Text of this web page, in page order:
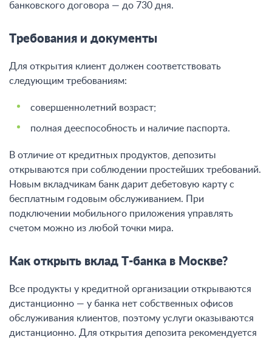
банковского договора — до 730 дня.
Требования и документы
Для открытия клиент должен соответствовать
следующим требованиям:
совершеннолетний возраст;
полная дееспособность и наличие паспорта.
В отличие от кредитных продуктов, депозиты
открываются при соблюдении простейших требований.
Новым вкладчикам банк дарит дебетовую карту с
бесплатным годовым обслуживанием. При
подключении мобильного приложения управлять
счетом можно из любой точки мира.
Как открыть вклад Т-банка в Москве?
Все продукты у кредитной организации открываются
дистанционно — у банка нет собственных офисов
обслуживания клиентов, поэтому услуги оказываются
дистанционно. Для открытия депозита рекомендуется